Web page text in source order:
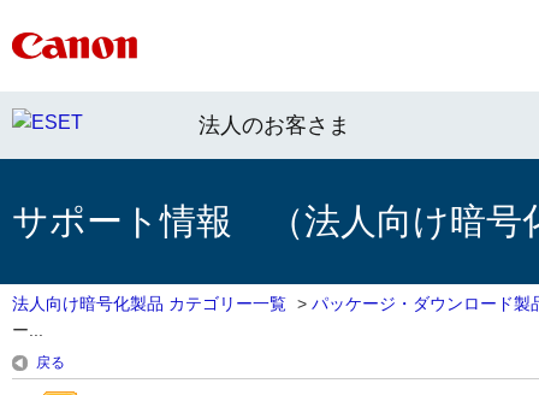
法人のお客さま
サポート情報 （法人向け暗号
法人向け暗号化製品 カテゴリー一覧 > パッケージ・ダウンロード製
ー...
戻る